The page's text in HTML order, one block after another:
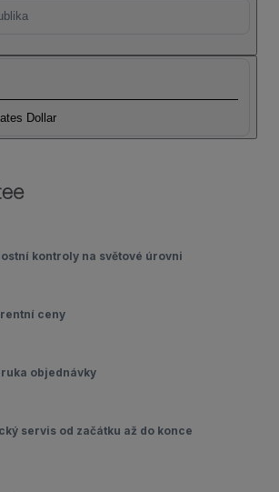
Dollar
kontroly na světové úrovni
ceny
objednávky
servis od začátku až do konce